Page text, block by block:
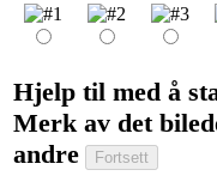
Hjelp til med å
Merk av det
andre